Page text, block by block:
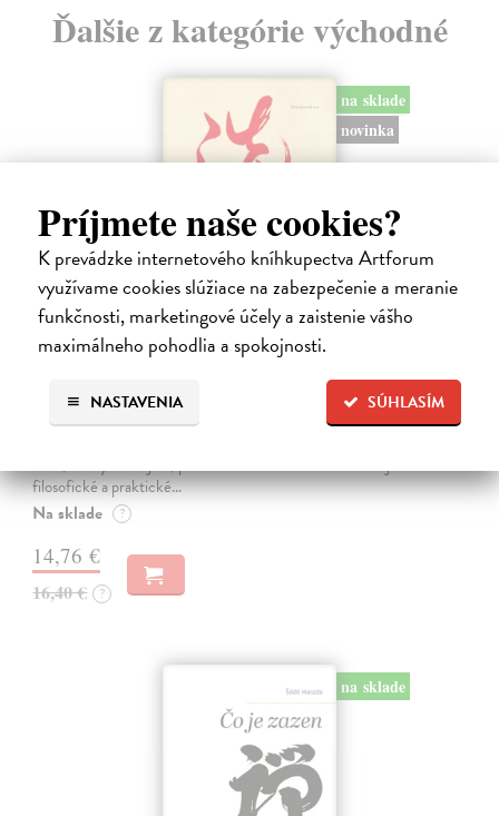
Príjmete naše cookies?
K prevádzke internetového kníhkupectva Artforum
využívame cookies slúžiace na zabezpečenie a meranie
funkčnosti, marketingové účely a zaistenie vášho
maximálneho pohodlia a spokojnosti.
SÚHLASÍM
NASTAVENIA
Ďalšie z kategórie východné
na sklade
novinka
Uvolnit sevření mysli
Učijama Róši Kóšó| Kniha
Eseje a rozhovory současného japonského zenového mistra školy
filosofické a praktické…
Na sklade ?
14,76 €
16,40 € ?
na sklade